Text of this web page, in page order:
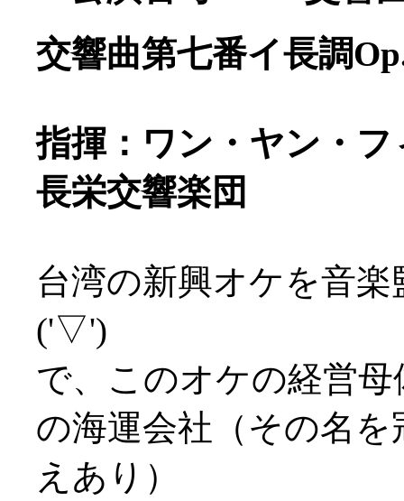
交響曲第七番イ長調
指揮：ワン・ヤン・フ
長栄交響楽団
台湾の新興オケを音
('▽')
で、このオケの経営母
の海運会社（その名
えあり）